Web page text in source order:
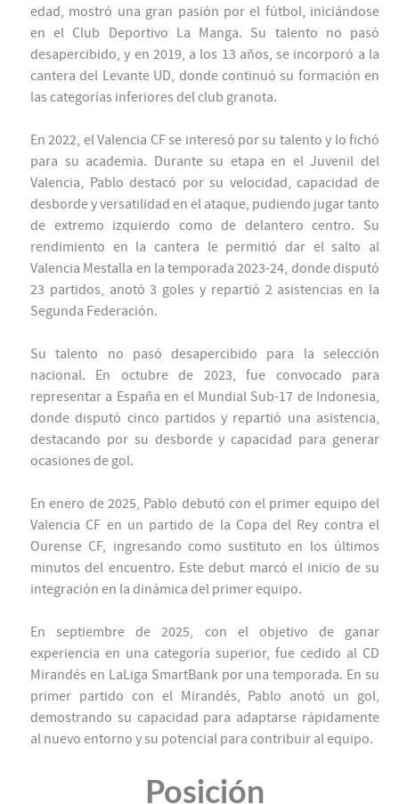
edad, mostró una gran pasión por el fútbol, iniciándose
en el Club Deportivo La Manga. Su talento no pasó
desapercibido, y en 2019, a los 13 años, se incorporó a la
cantera del Levante UD, donde continuó su formación en
las categorías inferiores del club granota.
En 2022, el Valencia CF se interesó por su talento y lo fichó
para su academia. Durante su etapa en el Juvenil del
Valencia, Pablo destacó por su velocidad, capacidad de
desborde y versatilidad en el ataque, pudiendo jugar tanto
de extremo izquierdo como de delantero centro. Su
rendimiento en la cantera le permitió dar el salto al
Valencia Mestalla en la temporada 2023-24, donde disputó
23 partidos, anotó 3 goles y repartió 2 asistencias en la
Segunda Federación.
Su talento no pasó desapercibido para la selección
nacional. En octubre de 2023, fue convocado para
representar a España en el Mundial Sub-17 de Indonesia,
donde disputó cinco partidos y repartió una asistencia,
destacando por su desborde y capacidad para generar
ocasiones de gol.
En enero de 2025, Pablo debutó con el primer equipo del
Valencia CF en un partido de la Copa del Rey contra el
Ourense CF, ingresando como sustituto en los últimos
minutos del encuentro. Este debut marcó el inicio de su
integración en la dinámica del primer equipo.
En septiembre de 2025, con el objetivo de ganar
experiencia en una categoría superior, fue cedido al CD
Mirandés en LaLiga SmartBank por una temporada. En su
primer partido con el Mirandés, Pablo anotó un gol,
demostrando su capacidad para adaptarse rápidamente
al nuevo entorno y su potencial para contribuir al equipo.
Posición